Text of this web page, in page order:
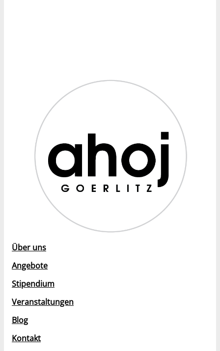
Über uns
Angebote
Stipendium
Veranstaltungen
Blog
Kontakt